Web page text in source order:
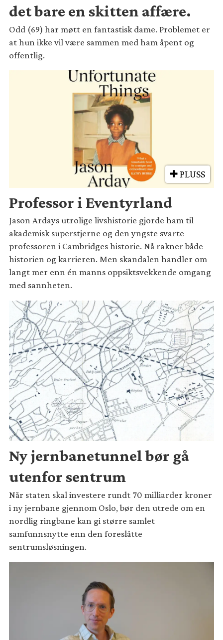
det bare en skitten affære.
Odd (69) har møtt en fantastisk dame. Problemet er
at hun ikke vil være sammen med ham åpent og
offentlig.
PLUSS
Professor i Eventyrland
Jason Ardays utrolige livshistorie gjorde ham til
akademisk superstjerne og den yngste svarte
professoren i Cambridges historie. Nå rakner både
historien og karrieren. Men skandalen handler om
langt mer enn én manns oppsiktsvekkende omgang
med sannheten.
Ny jernbanetunnel bør gå
utenfor sentrum
Når staten skal investere rundt 70 milliarder kroner
i ny jernbane gjennom Oslo, bør den utrede om en
nordlig ringbane kan gi større samlet
samfunnsnytte enn den foreslåtte
sentrumsløsningen.